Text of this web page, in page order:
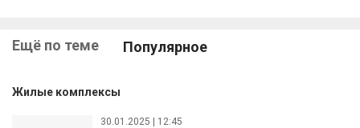
Ещё по теме Популярное
Жилые комплексы
30.01.2025 | 12:45